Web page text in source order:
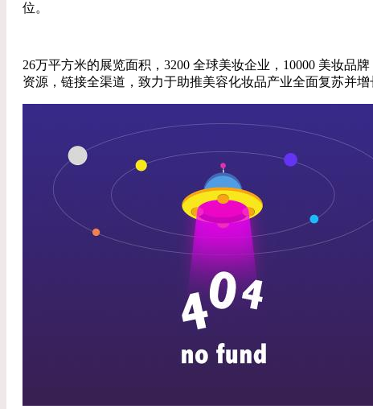
位。
26万平方米的展览面积，3200 全球美妆企业，10000 美妆
资源，链接全渠道，致力于助推美容化妆品产业全面复苏并增